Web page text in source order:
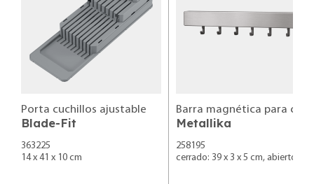
Porta cuchillos ajustable
Blade-Fit
363225
14 x 41 x 10 cm
Metallika
258195
cerrado: 39 x 3 x 5 cm, abierto: 39